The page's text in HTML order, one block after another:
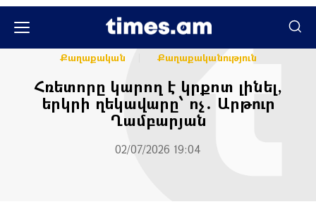
Քաղաքական
Քաղաքականություն
Հռետորը կարող է կրքոտ լինել,
երկրի ղեկավարը՝ ոչ․ Արթուր
Ղամբարյան
02/07/2026 19:04